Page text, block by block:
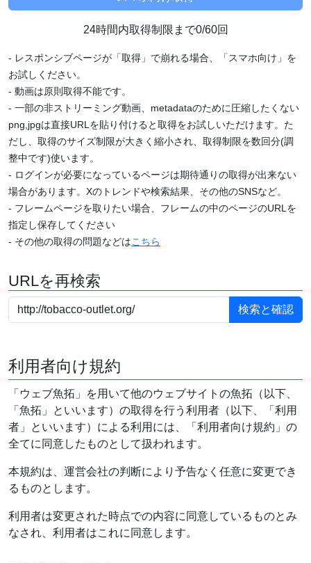
24時間内取得制限まで0/60回
- レスポンシブページが「取得」で崩れる場合、「スマホ向け」を
お試しください。
- 動画は原則取得不能です。
- 一部の非ストリーミング動画、metadataのために圧縮したくない
png,jpgは直接URLを貼り付けると取得をお試しいただけます。た
だし、取得のサイズ制限が大きく縮小され、取得制限を数回分(調
整中です)使います。
- ログインが必要になっているページは期待通りの取得が出来ない
場合があります。Xのトレンドや検索結果、その他のSNSなど。
- フレームページを取りたい場合、フレームの中のページのURLを
指定し保存してください
- その他の取得の問題などはこちら
URLを再検索
利用者向け規約
「ウェブ魚拓」を用いて他のウェブサイトの魚拓（以下、
「魚拓」といいます）の取得を行う利用者（以下、「利用
者」といいます）による利用には、「利用者向け規約」の
全てに同意したものとして扱われます。
本規約は、運営会社の判断により予告なく任意に変更でき
るものとします。
利用者は変更された時点での内容に同意しているものとみ
なされ、利用者はこれに同意します。